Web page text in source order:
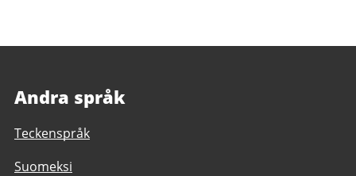
Andra språk
Teckenspråk
Suomeksi